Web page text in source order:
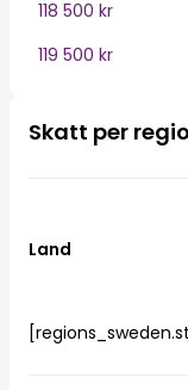
118 500 kr
119 500 kr
Skatt per
Land